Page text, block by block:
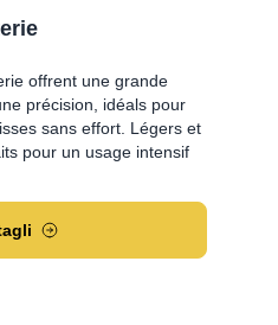
offrent une grande
précision, idéals pour
sans effort. Légers et
pour un usage intensif